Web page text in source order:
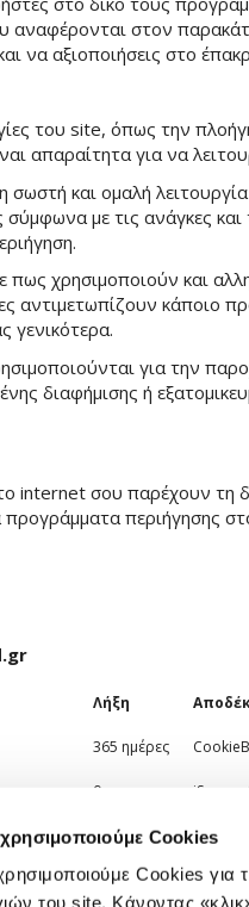
Cookies
Cookies για
του site. Κάνοντας
στον
αξιοποιήσεις στο
του site, όπως την
απαραίτητα για να
σωστή και ομαλή
σύμφωνα με τις ανάγκες
χρησιμοποιούν και
κάποιο
γενικότερα.
για την
διαφήμισης ή
internet σου παρέχουν τη
περιήγησης
Λήξη
365 ημέρες
0 iSquare
730 ημέρες Google
1 ημέρα Google